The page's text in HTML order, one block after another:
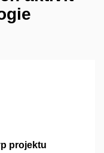
projektu